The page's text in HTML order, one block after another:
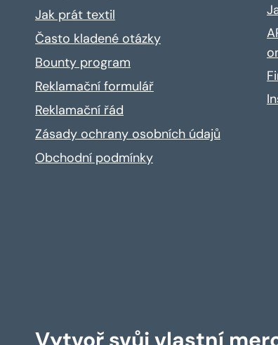
Jak prát textil
Často kladené otázky
Bounty program
Reklamační formulář
Reklamační řád
Zásady ochrany osobních údajů
Obchodní podmínky